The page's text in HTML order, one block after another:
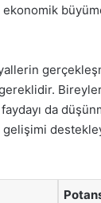
ekonomik
da
gelişimi